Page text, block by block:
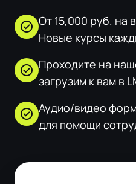
check_circle От 15,000 руб. на
Новые курсы
check_circle Проходите на
загрузим к вам в
check_circle Аудио/видео
для помощи